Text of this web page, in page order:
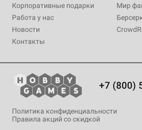
Корпоративные подарки
Работа у нас
Новости
Контакты
Мир
+7 (800)
Политика конфиденциальности
Правила акций со скидкой